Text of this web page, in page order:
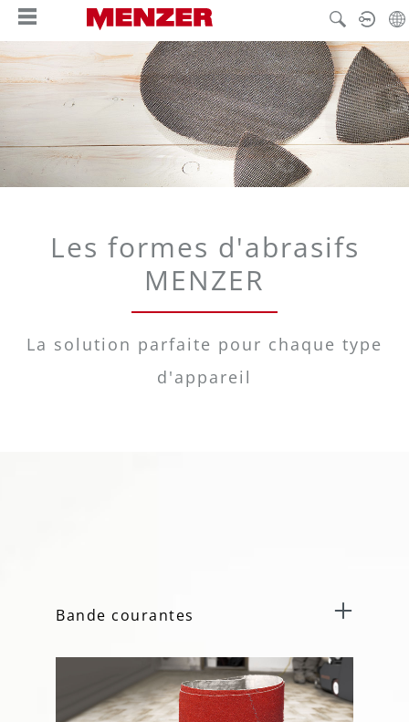
principal
Les formes d'abrasifs
MENZER
La solution parfaite pour chaque type
d'appareil
Bande courantes